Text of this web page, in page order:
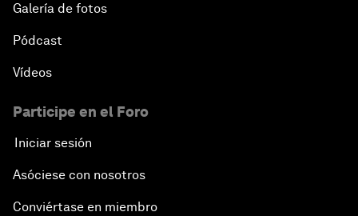
Galería de fotos
Pódcast
Vídeos
Participe en el Foro
Iniciar sesión
Asóciese con nosotros
Conviértase en miembro